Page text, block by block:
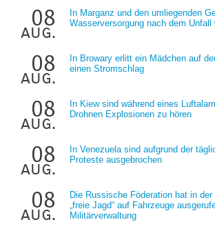
08
aug.
In Marganz und den umliegenden
Wasserversorgung nach dem Unfall
08
aug.
In Browary erlitt ein Mädchen auf
einen Stromschlag
08
aug.
In Kiew sind während eines
Drohnen Explosionen zu hören
08
aug.
In Venezuela sind aufgrund der
Proteste ausgebrochen
08
aug.
Die Russische Föderation hat in
„freie Jagd“ auf Fahrzeuge
Militärverwaltung